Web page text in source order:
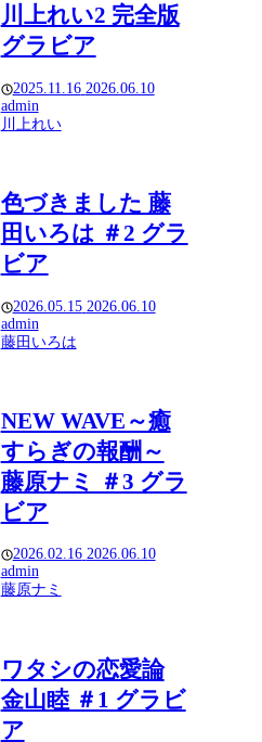
川上れい2 完全版
グラビア
2025.11.16 2026.06.10
admin
川上れい
色づきました 藤
田いろは ＃2 グラ
ビア
2026.05.15 2026.06.10
admin
藤田いろは
NEW WAVE～癒
すらぎの報酬～
藤原ナミ ＃3 グラ
ビア
2026.02.16 2026.06.10
admin
藤原ナミ
ワタシの恋愛論
金山睦 ＃1 グラビ
ア